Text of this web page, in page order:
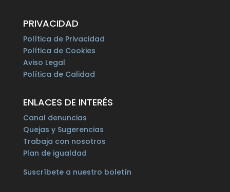
PRIVACIDAD
Política de Privacidad
Política de Cookies
Aviso Legal
Política de Calidad
ENLACES DE INTERÉS
Canal denuncias
Quejas y Sugerencias
Trabaja con nosotros
Plan de igualdad
Suscríbete a nuestro boletín